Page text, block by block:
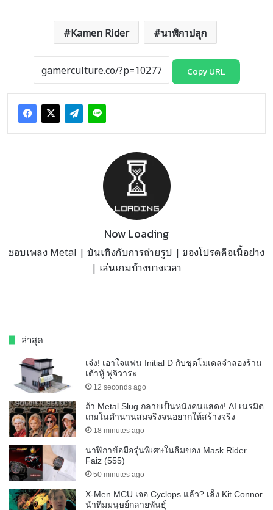
Kamen Rider นาฬิกาปลุก
Copy URL
Now Loading
ชอบเพลง Metal | บันเทิงกับการถ่ายรูป | ของโปรดคือเนื้อย่าง
| เล่นเกมบ้างบางเวลา
ล่าสุด
เจ๋ง! เอาใจแฟน Initial D กับชุดโมเดลจำลองร้าน
เต้าหู้ ฟูจิวาระ
12 seconds ago
ถ้า Metal Slug กลายเป็นหนังคนแสดง! AI เนรมิต
เกมในตำนานสมจริงจนอยากให้สร้างจริง
18 minutes ago
นาฬิกาข้อมือรุ่นพิเศษในธีมของ Mask Rider
Faiz (555)
50 minutes ago
X-Men MCU เจอ Cyclops แล้ว? เล็ง Kit Connor
นำทีมมนุษย์กลายพันธุ์